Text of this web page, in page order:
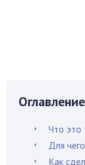
Что это
Для
Как